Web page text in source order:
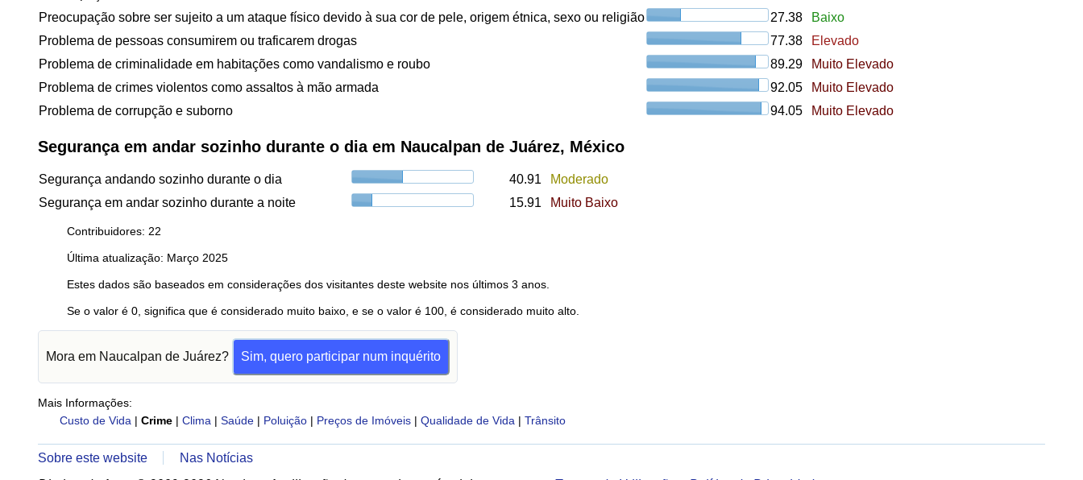
Preocupação sobre ser sujeito a um ataque físico devido à sua cor de pele, origem étnica, sexo ou religião
27.38
Baixo
Problema de pessoas consumirem ou traficarem drogas
77.38
Elevado
Problema de criminalidade em habitações como vandalismo e roubo
89.29
Muito Elevado
Problema de crimes violentos como assaltos à mão armada
92.05
Muito Elevado
Problema de corrupção e suborno
94.05 Muito Elevado
Segurança em andar sozinho durante o dia em Naucalpan de Juárez, México
Segurança andando sozinho durante o dia 40.91
Moderado
Segurança em andar sozinho durante a noite
15.91 Muito Baixo
Contribuidores: 22
Última atualização: Março 2025
Estes dados são baseados em considerações dos visitantes deste website nos últimos 3 anos.
Se o valor é 0, significa que é considerado muito baixo, e se o valor é 100, é considerado muito alto.
Mora em Naucalpan de Juárez? Sim, quero participar num inquérito
Mais Informações:
Custo de Vida | Crime | Clima | Saúde | Poluição | Preços de Imóveis | Qualidade de Vida | Trânsito
Sobre este website
Nas Notícias